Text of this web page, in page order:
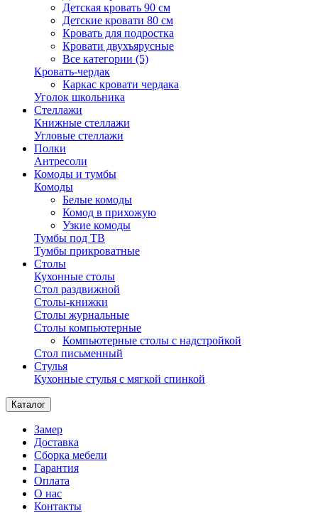
Детская кровать 90 см
Детские кровати 80 см
Кровать для подростка
Кровати двухъярусные
Все категории (5)
Кровать-чердак
Каркас кровати чердака
Уголок школьника
Стеллажи
Книжные стеллажи
Угловые стеллажи
Полки
Антресоли
Комоды и тумбы
Комоды
Белые комоды
Комод в прихожую
Узкие комоды
Тумбы под ТВ
Тумбы прикроватные
Столы
Кухонные столы
Стол раздвижной
Столы-книжки
Столы журнальные
Столы компьютерные
Компьютерные столы с надстройкой
Стол письменный
Стулья
Кухонные стулья с мягкой спинкой
Каталог
Замер
Доставка
Сборка мебели
Гарантия
Оплата
О нас
Контакты